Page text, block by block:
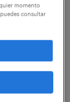
santiago
momento
consultar